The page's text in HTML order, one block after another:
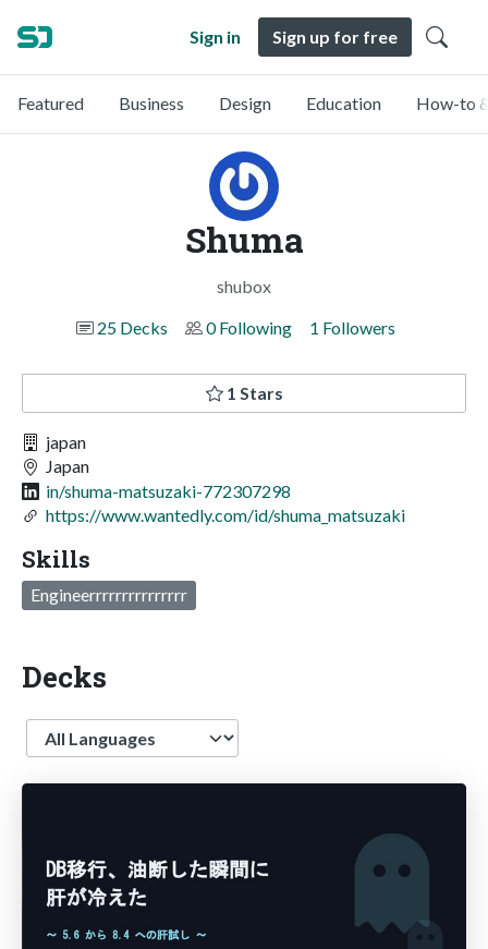
Sign in Sign up for free
Featured Business Design Education How-to
Shuma
shubox
25 Decks
0 Following 1 Followers
1 Stars
japan
Japan
in/shuma-matsuzaki-772307298
https://www.wantedly.com/id/shuma_matsuzaki
Skills
Engineerrrrrrrrrrrrrrr
Decks
Language